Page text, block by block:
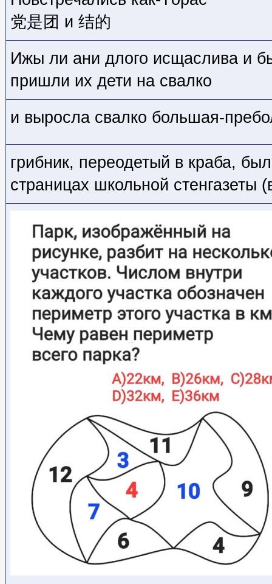
党是团 и 结的
Ижы ли ани длого исщаслива и
пришли их дети на свалко
и выросла свалко большая-
грибник, переодетый в краба,
страницах школьной стенгазеты